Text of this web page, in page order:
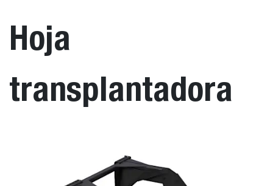
Hoja
transplantadora